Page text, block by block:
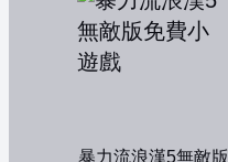
暴力流浪漢5無敵版